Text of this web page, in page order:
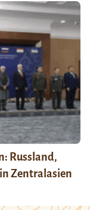
Russland,
Zentralasien